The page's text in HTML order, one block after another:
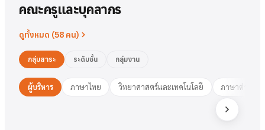
คณะครูและบุคลากร
ดูทั้งหมด (58 คน)
กลุ่มสาระ ระดับชั้น กลุ่มงาน
ผู้บริหาร ภาษาไทย วิทยาศาสตร์และเทคโนโลยี ภาษาต่างประ
นายสารัตน์ พวงเงิน นางสาวชมพูนุท ศรีฟ้า